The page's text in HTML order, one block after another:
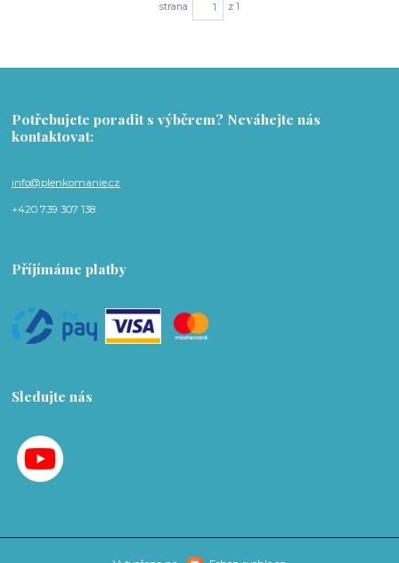
strana z 1
Potřebujete poradit s výběrem? Neváhejte nás
kontaktovat:
info@plenkomanie.cz
+420 739 307 138
Příjímáme platby
Sledujte nás